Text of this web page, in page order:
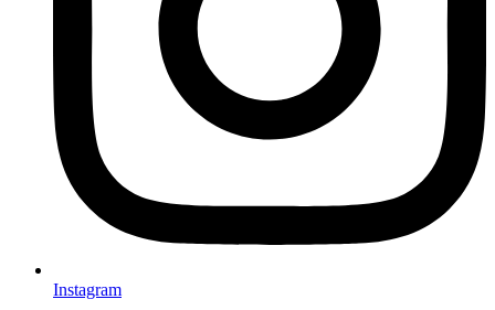
Instagram